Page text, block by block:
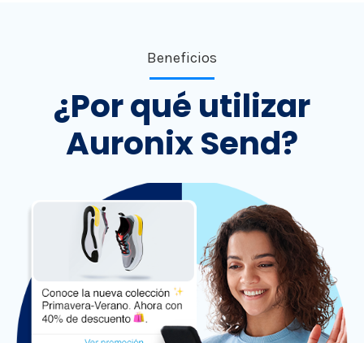
Beneficios
¿Por qué utilizar
Auronix Send?